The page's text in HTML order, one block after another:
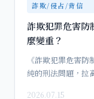
詐欺/侵占/背信
詐欺犯罪危害防
麼變重？
《詐欺犯罪危害
純的刑法問題，拉
2026.07.15